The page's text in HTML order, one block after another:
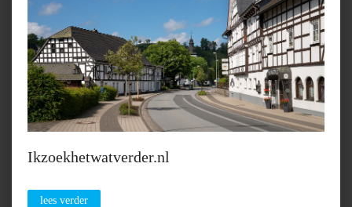
Ikzoekhetwatverder.nl
lees verder